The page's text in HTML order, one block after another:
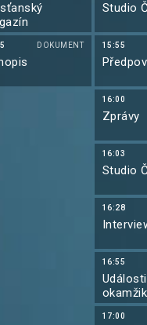
DOKUMENT
Studio
15:55
16:00
Zprávy
16:03
Studio
16:28
16:55
17:00